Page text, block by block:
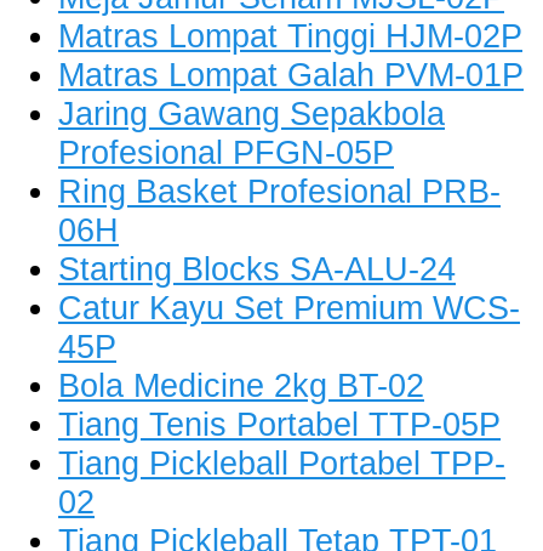
Matras Lompat Tinggi HJM-02P
Matras Lompat Galah PVM-01P
Jaring Gawang Sepakbola
Profesional PFGN-05P
Ring Basket Profesional PRB-
06H
Starting Blocks SA-ALU-24
Catur Kayu Set Premium WCS-
45P
Bola Medicine 2kg BT-02
Tiang Tenis Portabel TTP-05P
Tiang Pickleball Portabel TPP-
02
Tiang Pickleball Tetap TPT-01